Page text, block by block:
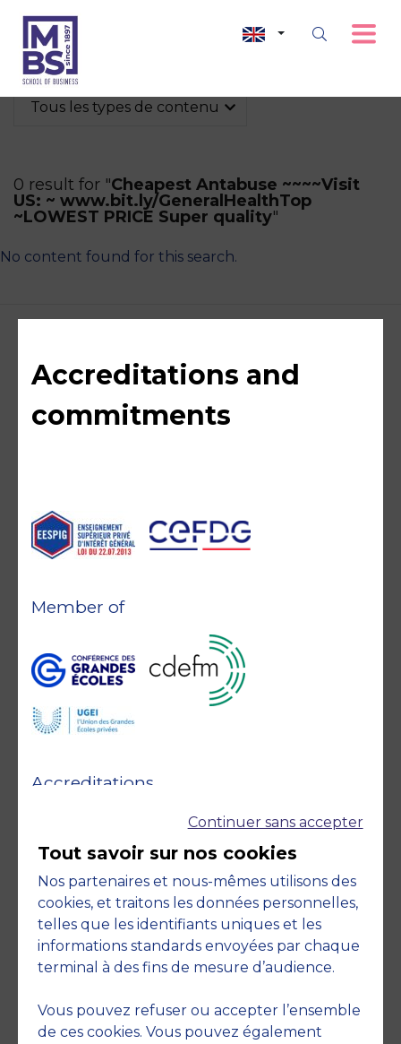
Tous les types de contenu
0 result for "Cheapest Antabuse ~~~~Visit
US: ~ www.bit.ly/GeneralHealthTop
~LOWEST PRICE Super quality"
No content found for this search.
Accreditations and
commitments
Accreditations
Member of
Engagements
Continuer sans accepter
Tout savoir sur nos cookies
Nos partenaires et nous-mêmes utilisons des
cookies, et traitons les données personnelles,
telles que les identifiants uniques et les
informations standards envoyées par chaque
terminal à des fins de mesure d’audience.
Vous pouvez refuser ou accepter l’ensemble
de ces cookies. Vous pouvez également